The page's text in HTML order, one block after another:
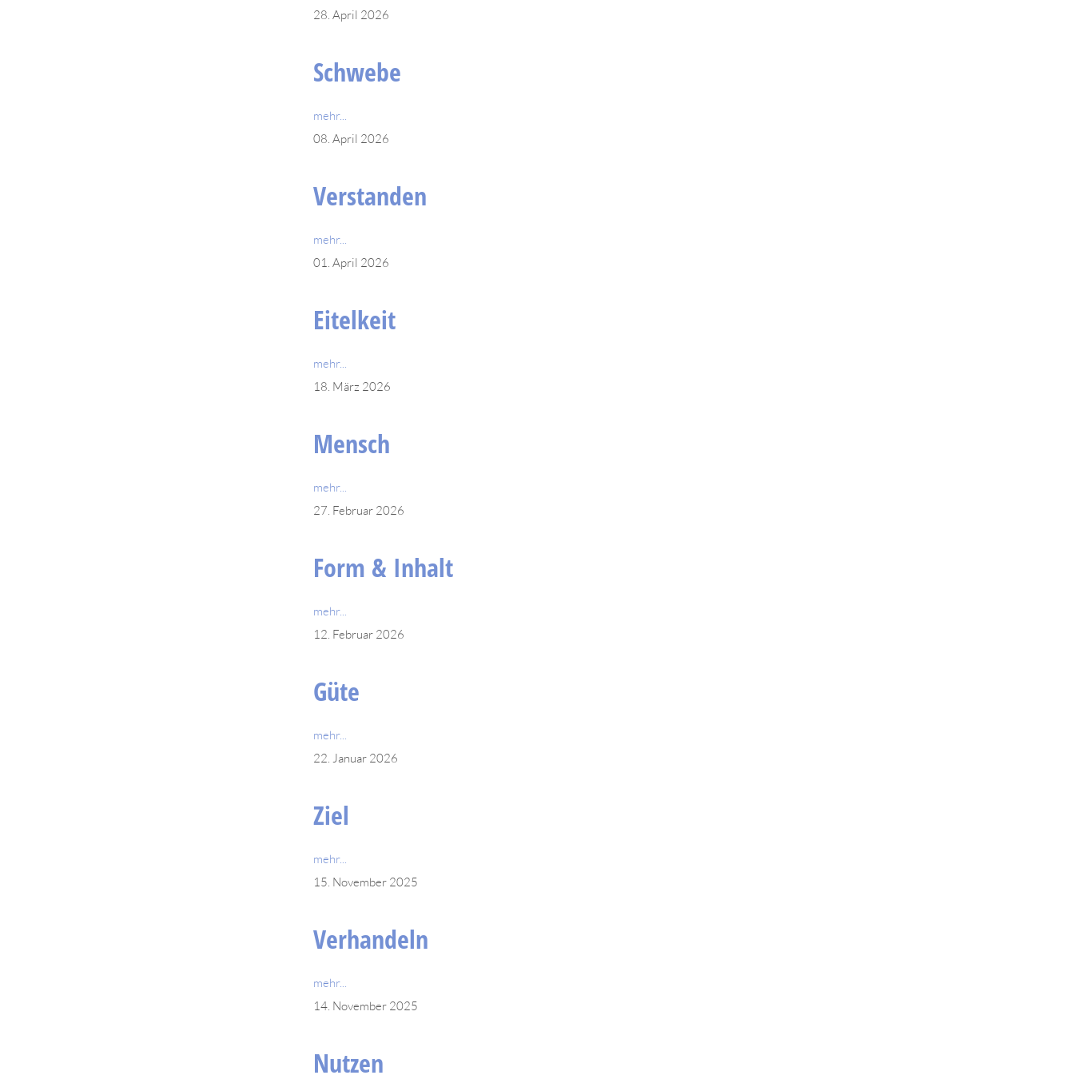
28. April 2026
Schwebe
mehr...
08. April 2026
Verstanden
mehr...
01. April 2026
Eitelkeit
mehr...
18. März 2026
Mensch
mehr...
27. Februar 2026
Form & Inhalt
mehr...
12. Februar 2026
Güte
mehr...
22. Januar 2026
Ziel
mehr...
15. November 2025
Verhandeln
mehr...
14. November 2025
Nutzen